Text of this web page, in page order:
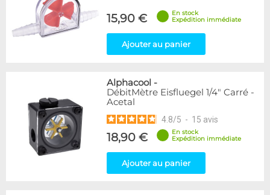
15,90 €
En stock
Expédition immédiate
Ajouter au panier
Alphacool -
DébitMètre Eisfluegel 1/4" Carré -
Acetal
4.8/5 - 15 avis
18,90 €
En stock
Expédition immédiate
Ajouter au panier